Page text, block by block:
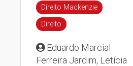
Direito Mackenzie
Direito
Eduardo Marcial
Ferreira Jardim, Letícia